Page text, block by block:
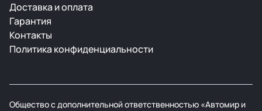
Доставка и оплата
Гарантия
Контакты
Политика конфиденциальности
Общество с дополнительной ответственностью «Автомир и